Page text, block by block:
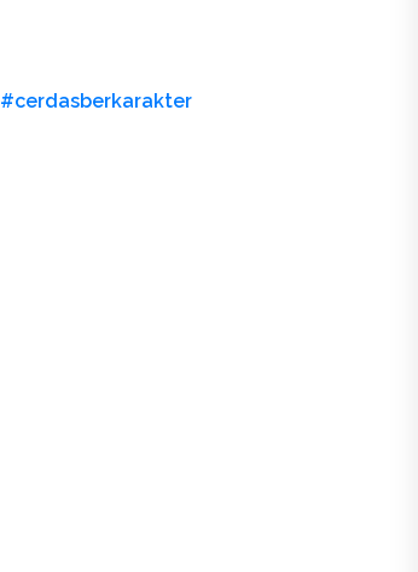
#cerdasberkarakter